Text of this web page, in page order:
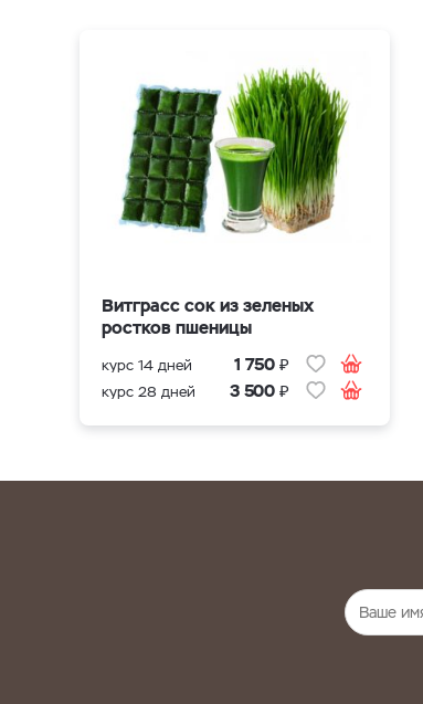
Витграсс сок из зеленых
ростков пшеницы
курс 14 дней 1 750 ₽
курс 28 дней 3 500 ₽